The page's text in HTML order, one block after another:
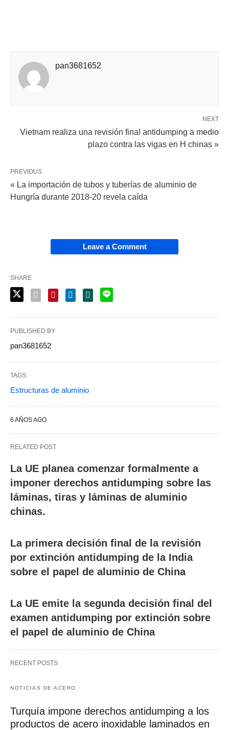
pan3681652
NEXT
Vietnam realiza una revisión final antidumping a medio
plazo contra las vigas en H chinas »
PREVIOUS
« La importación de tubos y tuberías de aluminio de
Hungría durante 2018-20 revela caída
Leave a Comment
SHARE
PUBLISHED BY
pan3681652
TAGS:
Estructuras de aluminio
6 AÑOS AGO
RELATED POST
La UE planea comenzar formalmente a
imponer derechos antidumping sobre las
láminas, tiras y láminas de aluminio
chinas.
La primera decisión final de la revisión
por extinción antidumping de la India
sobre el papel de aluminio de China
La UE emite la segunda decisión final del
examen antidumping por extinción sobre
el papel de aluminio de China
RECENT POSTS
NOTICIAS DE ACERO
Turquía impone derechos antidumping a los
productos de acero inoxidable laminados en